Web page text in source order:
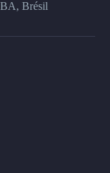
Brésil